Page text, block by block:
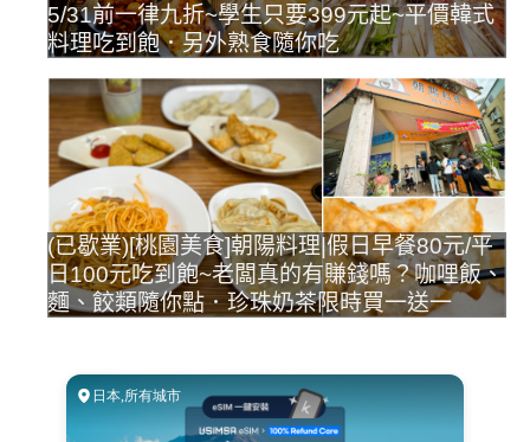
5/31前一律九折~學生只要399元起~平價韓式
料理吃到飽．另外熟食隨你吃
(已歇業)[桃園美食]朝陽料理|假日早餐80元/平
日100元吃到飽~老闆真的有賺錢嗎？咖哩飯、
麵、餃類隨你點．珍珠奶茶限時買一送一